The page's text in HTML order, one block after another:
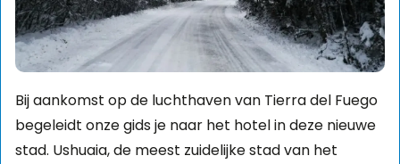
Bij aankomst op de luchthaven van Tierra del Fuego
begeleidt onze gids je naar het hotel in deze nieuwe
stad. Ushuaia, de meest zuidelijke stad van het